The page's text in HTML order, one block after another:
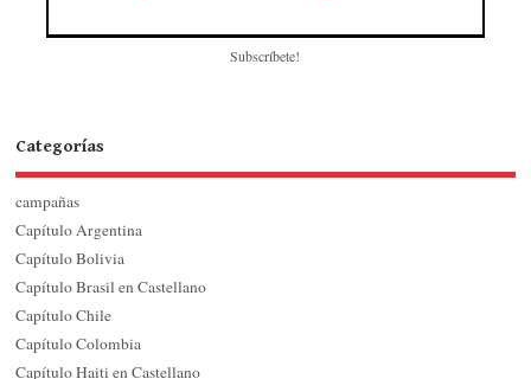
Subscríbete!
Categorías
campañas
Capítulo Argentina
Capítulo Bolivia
Capítulo Brasil en Castellano
Capítulo Chile
Capítulo Colombia
Capítulo Haiti en Castellano